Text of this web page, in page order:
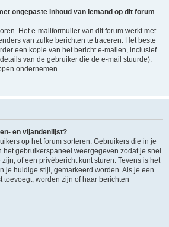
ongepaste inhoud van iemand op dit forum
Het e-mailformulier van dit forum werkt met
van zulke berichten te traceren. Het beste
een kopie van het bericht e-mailen, inclusief
van de gebruiker die de e-mail stuurde).
ondernemen.
en vijandenlijst?
op het forum sorteren. Gebruikers die in je
gebruikerspaneel weergegeven zodat je snel
of een privébericht kunt sturen. Tevens is het
je huidige stijl, gemarkeerd worden. Als je een
worden zijn of haar berichten